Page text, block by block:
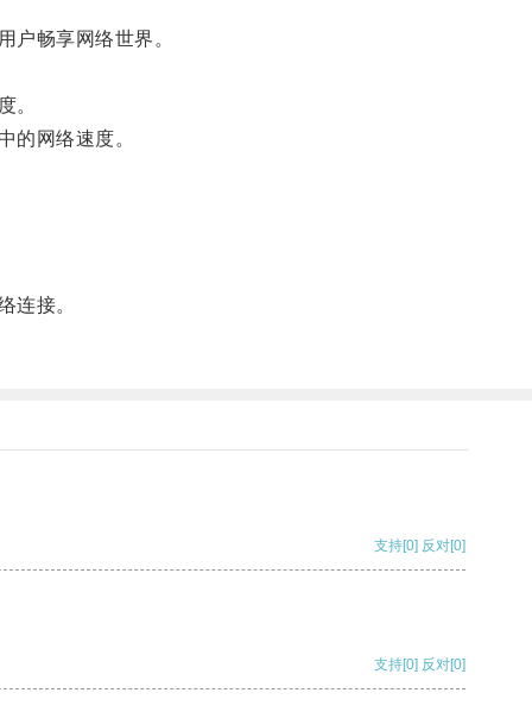
畅享网络世界。
。
网络速度。
连接。
支持[0] 反对[0]
支持[0] 反对[0]